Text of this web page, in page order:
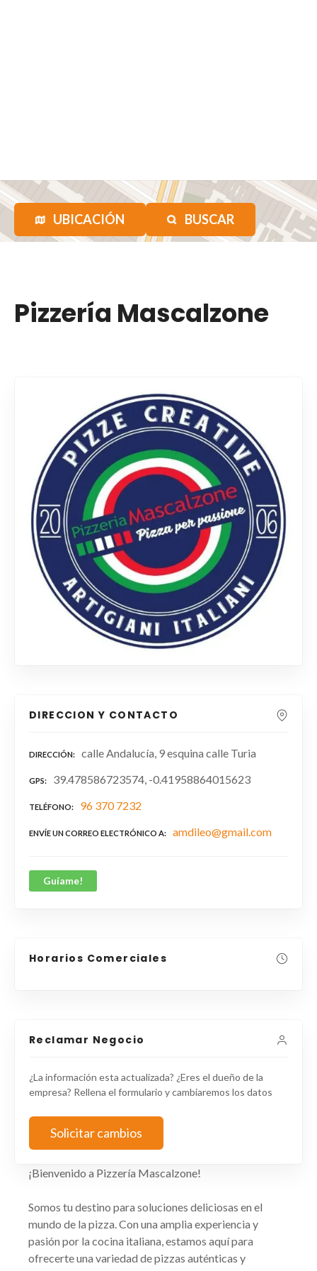
UBICACIÓN BUSCAR
Pizzería Mascalzone
DIRECCION Y CONTACTO
DIRECCIÓN calle Andalucía, 9 esquina calle Turia
GPS 39.478586723574, -0.41958864015623
TELÉFONO 96 370 7232
ENVÍE UN CORREO ELECTRÓNICO A amdileo@gmail.com
Guíame!
Horarios Comerciales
Reclamar Negocio
¿La información esta actualizada? ¿Eres el dueño de la
empresa? Rellena el formulario y cambiaremos los datos
Solicitar cambios
¡Bienvenido a Pizzería Mascalzone!
Somos tu destino para soluciones deliciosas en el
mundo de la pizza. Con una amplia experiencia y
pasión por la cocina italiana, estamos aquí para
ofrecerte una variedad de pizzas auténticas y